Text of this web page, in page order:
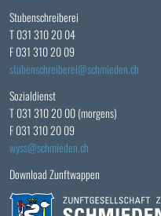
Stubenschreiberei
T 031 310 20 04
F 031 310 20 09
stubenschreiberei
schmieden.ch
Sozialdienst
T 031 310 20 00 (morgens)
F 031 310 20 09
wyss schmieden.ch
Download Zunftwappen